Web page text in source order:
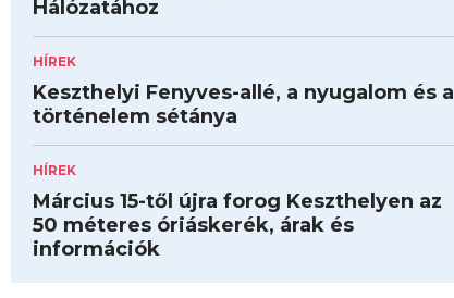
Hálózatához
HÍREK
Keszthelyi Fenyves-allé, a nyugalom és a
történelem sétánya
HÍREK
Március 15-től újra forog Keszthelyen az
50 méteres óriáskerék, árak és
információk